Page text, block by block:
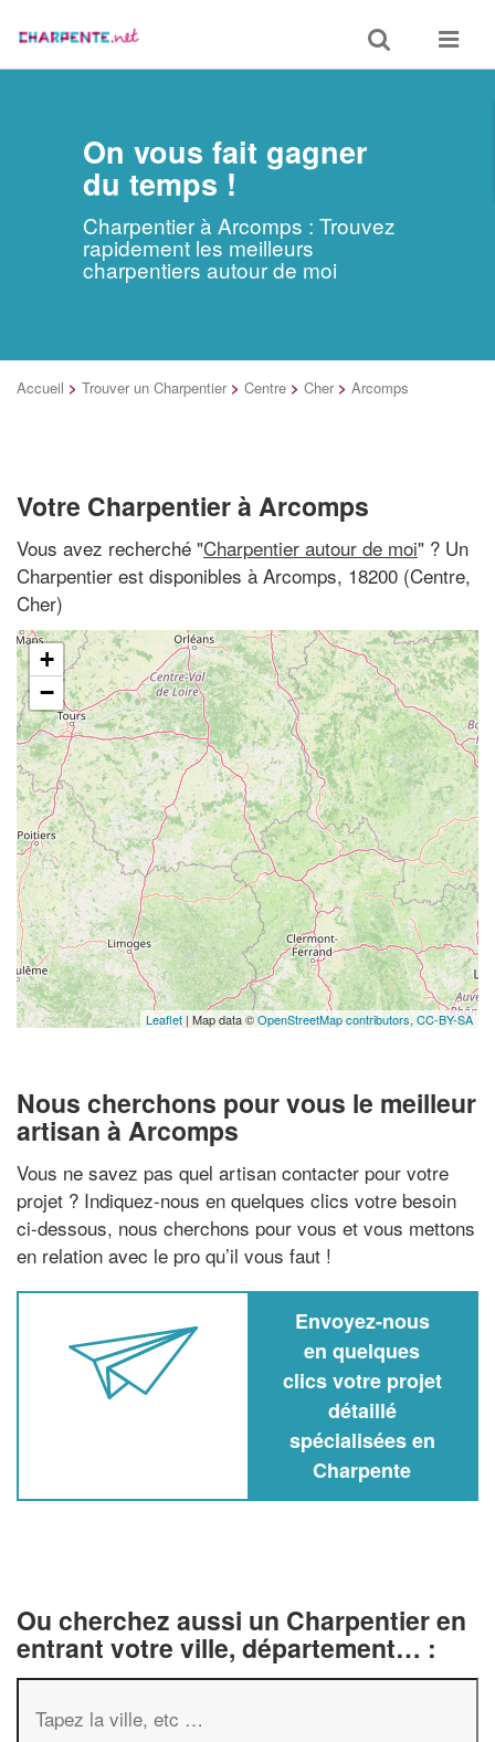
Toggle
search
Toggle
On vous fait gagner
du temps !
Charpentier à Arcomps : Trouvez
rapidement les meilleurs
charpentiers autour de moi
Accueil > Trouver un Charpentier > Centre > Cher > Arcomps
Votre Charpentier à Arcomps
Vous avez recherché "Charpentier autour de moi" ? Un
Charpentier est disponibles à Arcomps, 18200 (Centre,
Cher)
+
−
Leaflet | Map data ©OpenStreetMap contributors, CC-BY-SA
Nous cherchons pour vous le meilleur
artisan à Arcomps
Vous ne savez pas quel artisan contacter pour votre
projet ? Indiquez-nous en quelques clics votre besoin
ci-dessous, nous cherchons pour vous et vous mettons
en relation avec le pro qu’il vous faut !
Envoyez-nous
en quelques
clics votre projet
détaillé
spécialisées en
Charpente
Ou cherchez aussi un Charpentier en
entrant votre ville, département… :